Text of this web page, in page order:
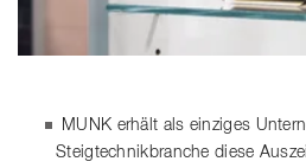
MUNK erhält als einziges
Steigtechnikbranche diese